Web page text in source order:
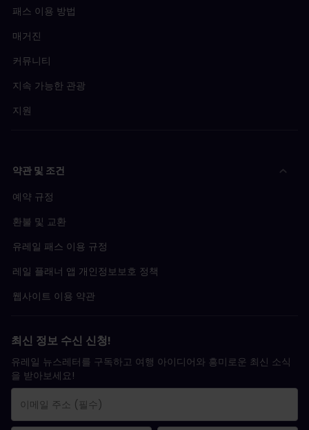
패스 이용 방법
매거진
커뮤니티
지속 가능한 관광
지원
약관 및 조건
예약 규정
환불 및 교환
유레일 패스 이용 규정
레일 플래너 앱 개인정보보호 정책
웹사이트 이용 약관
최신 정보 수신 신청!
유레일 뉴스레터를 구독하고 여행 아이디어와 흥미로운 최신 소식
을 받아보세요!